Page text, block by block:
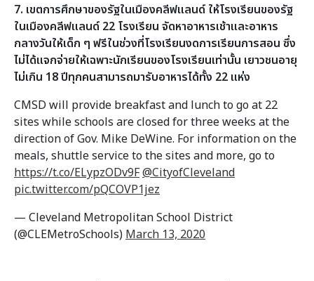
7. เขตการศึกษาของรัฐในเมืองคลีฟแลนด์ ให้โรงเรียนของรัฐ
ในเมืองคลีฟแลนด์ 22 โรงเรียน จัดหาอาหารเช้าและอาหาร
กลางวันให้เด็ก ๆ ฟรีในช่วงที่โรงเรียนงดการเรียนการสอน ซึ่ง
ไม่ได้แจกจ่ายให้เฉพาะนักเรียนของโรงเรียนเท่านั้น เยาวชนอายุ
ไม่เกิน 18 ปีทุกคนสามารถมารับอาหารได้ทั้ง 22 แห่ง
CMSD will provide breakfast and lunch to go at 22
sites while schools are closed for three weeks at the
direction of Gov. Mike DeWine. For information on the
meals, shuttle service to the sites and more, go to
https://t.co/ELypzODv9F@CityofCleveland
pic.twitter.com/pQCOVP1jez
— Cleveland Metropolitan School District
(@CLEMetroSchools) March 13, 2020